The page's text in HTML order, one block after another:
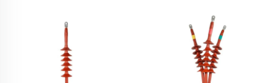
লো ভোল্টেজ অ্যাপ্লিকেশনের জন্য